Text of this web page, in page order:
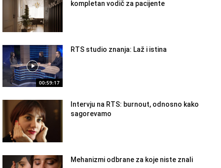
kompletan vodič za pacijente
00:59:17
RTS studio znanja: Laž i istina
Intervju na RTS: burnout, odnosno kako
sagorevamo
Mehanizmi odbrane za koje niste znali